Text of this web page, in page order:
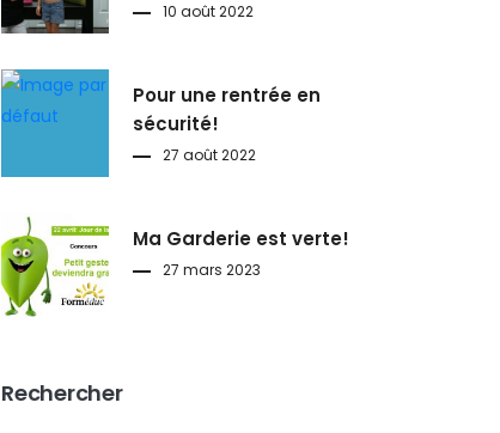
10 août 2022
Pour une rentrée en
sécurité!
27 août 2022
Ma Garderie est verte!
27 mars 2023
Rechercher